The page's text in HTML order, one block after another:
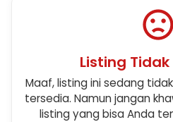
Listing
Maaf, listing ini sedang
tersedia. Namun jangan
listing yang bisa Anda